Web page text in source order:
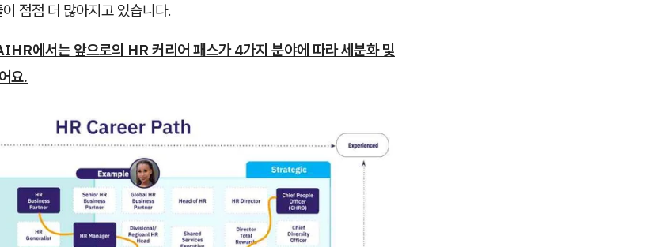
점점 더 많아지고 있습니다.
에서는 앞으로의 HR 커리어 패스가 4가지 분야에 따라 세분화 및
요.